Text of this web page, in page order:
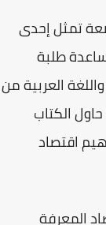
تمثل إحدى
طلبة
واللغة العربيةمن
الكتاب
اقتصاد
المعرفة